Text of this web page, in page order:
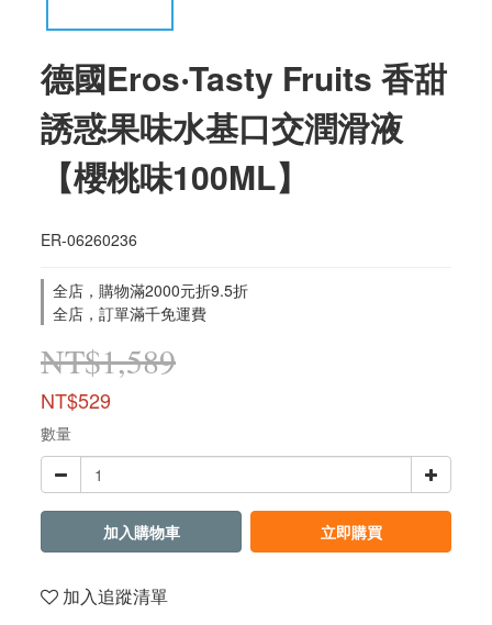
德國Eros‧Tasty Fruits 香甜
誘惑果味水基口交潤滑液
【櫻桃味100ML】
ER-06260236
全店，購物滿2000元折9.5折
全店，訂單滿千免運費
NT$1,589
NT$529
數量
加入購物車 立即購買
加入追蹤清單